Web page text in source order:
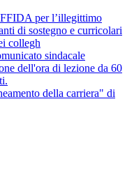
per l’illegittimo
di sostegno e curricolari
collegh
sindacale
dell'ora di lezione da 60
della carriera" di